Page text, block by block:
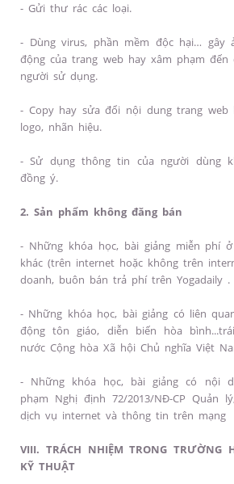
- Gửi thư rác các loại.
- Dùng virus, phần mềm độc hại… gây
động của trang web hay xâm phạm
người sử dụng.
- Copy hay sửa đổi nội dung trang web
logo, nhãn hiệu.
- Sử dụng thông tin của người dùng
đồng ý.
2. Sản phẩm không đăng bán
- Những khóa học, bài giảng miễn phí
khác (trên internet hoặc không trên
doanh, buôn bán trả phí trên Yogadaily .
- Những khóa học, bài giảng có liên
động tôn giáo, diễn biến hòa
nước Cộng hòa Xã hội Chủ nghĩa Việt
- Những khóa học, bài giảng có nội
phạm Nghị định 72/2013/NĐ-CP Quản
dịch vụ internet và thông tin trên mạng
VIII. TRÁCH NHIỆM TRONG TRƯỜNG
KỸ THUẬT